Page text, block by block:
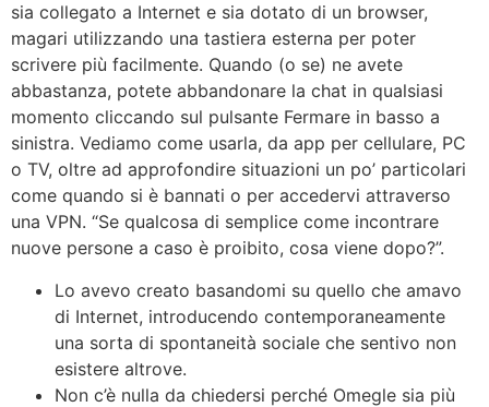
sia collegato a Internet e sia dotato di un browser,
magari utilizzando una tastiera esterna per poter
scrivere più facilmente. Quando (o se) ne avete
abbastanza, potete abbandonare la chat in qualsiasi
momento cliccando sul pulsante Fermare in basso a
sinistra. Vediamo come usarla, da app per cellulare, PC
o TV, oltre ad approfondire situazioni un po’ particolari
come quando si è bannati o per accedervi attraverso
una VPN. “Se qualcosa di semplice come incontrare
nuove persone a caso è proibito, cosa viene dopo?”.
Lo avevo creato basandomi su quello che amavo
di Internet, introducendo contemporaneamente
una sorta di spontaneità sociale che sentivo non
esistere altrove.
Non c’è nulla da chiedersi perché Omegle sia più